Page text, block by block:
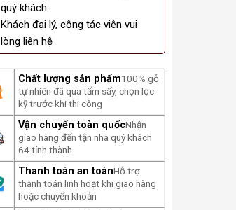
quý khách
Khách đại lý, cộng tác viên vui
lòng liên hệ
Chất lượng sản phẩm100% gỗ
tự nhiên đã qua tẩm sấy, chọn lọc
kỹ trước khi thi công
Vận chuyển toàn quốcNhận
giao hàng đến tận nhà quý khách
64 tỉnh thành
Thanh toán an toànHỗ trợ
thanh toán linh hoạt khi giao hàng
hoặc chuyển khoản